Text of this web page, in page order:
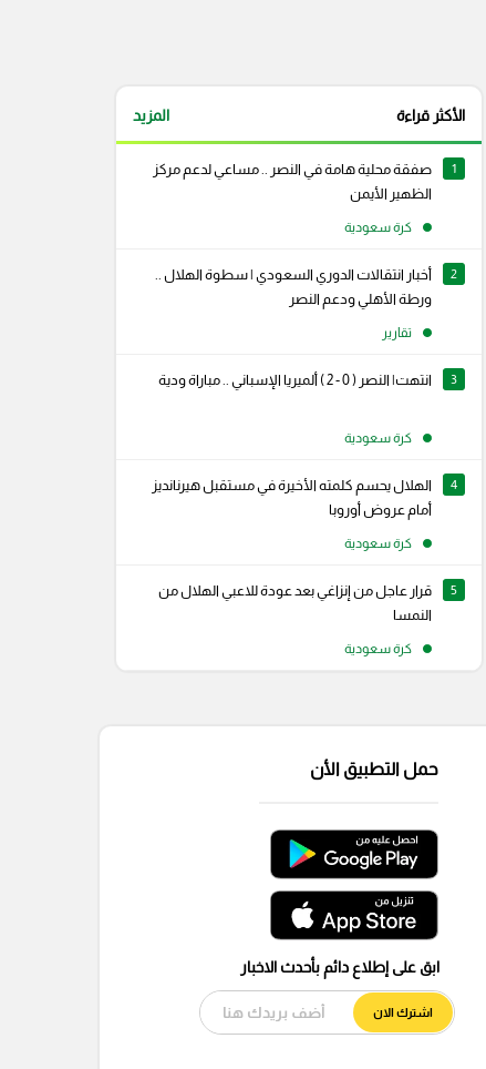
الأكثر قراءة المزيد
1
صفقة محلية هامة في النصر .. مساعي لدعم مركز
الظهير الأيمن
كرة سعودية
2
أخبار انتقالات الدوري السعودي | سطوة الهلال ..
ورطة الأهلي ودعم النصر
تقارير
3 انتهت| النصر ( 0 - 2 ) ألميريا الإسباني .. مباراة ودية
كرة سعودية
4
الهلال يحسم كلمته الأخيرة في مستقبل هيرنانديز
أمام عروض أوروبا
كرة سعودية
5
قرار عاجل من إنزاغي بعد عودة للاعبي الهلال من
النمسا
كرة سعودية
حمل التطبيق الأن
ابق على إطلاع دائم بأحدث الاخبار
اشترك الان